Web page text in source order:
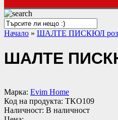
Начало » ШАЛТЕ ПИСКЮЛ
ШАЛТЕ
Марка: Evim Home
Код на продукта: TKO109
Наличност: В наличност